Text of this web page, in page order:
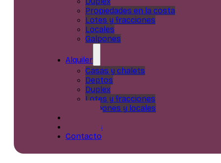
Propiedades en la costa
Lotes y fracciones
Locales
Galpones
Alquiler
Casas y chalets
Deptos
Duplex
Lotes y fracciones
Galpones y locales
Nosotros
Contacto